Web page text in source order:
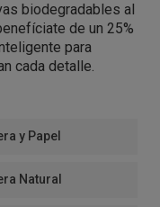
biodegradables al
de un 25%
para
cada detalle.
y Papel
Natural